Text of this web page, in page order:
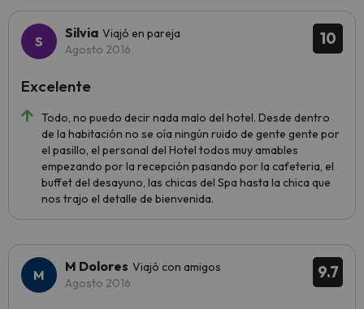
10
Silvia Viajó en pareja
Agosto 2016
Todo, no puedo decir nada malo del hotel. Desde dentro
de la habitación no se oía ningún ruido de gente gente por
el pasillo, el personal del Hotel todos muy amables
empezando por la recepción pasando por la cafeteria, el
buffet del desayuno, las chicas del Spa hasta la chica que
nos trajo el detalle de bienvenida.
Excelente
9.7
M Dolores Viajó con amigos
Agosto 2016